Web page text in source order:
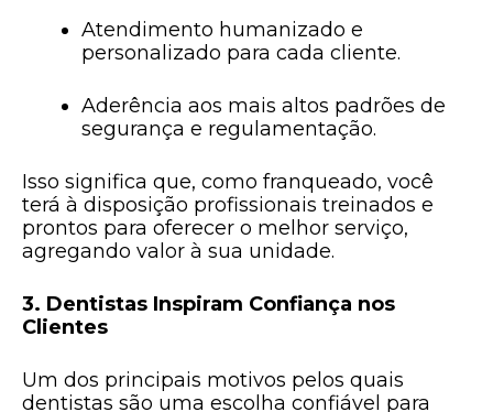
Atendimento humanizado e
personalizado para cada cliente.
Aderência aos mais altos padrões de
segurança e regulamentação.
Isso significa que, como franqueado, você
terá à disposição profissionais treinados e
prontos para oferecer o melhor serviço,
agregando valor à sua unidade.
3. Dentistas Inspiram Confiança nos
Clientes
Um dos principais motivos pelos quais
dentistas são uma escolha confiável para